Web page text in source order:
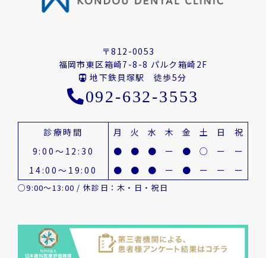
〒812-0053
福岡市東区箱崎7-8-8 パルク箱崎2F
地下鉄貝塚駅 徒歩5分
092-632-3553
診療時間 月 火 水 木 金 土 日
祝
9:00～12:30
● ● ● ー ● ○ ー
ー
14:00～19:00
● ● ● ー ● ー ー ー
○9:00～13:00 / 休診日：木・日・祝日